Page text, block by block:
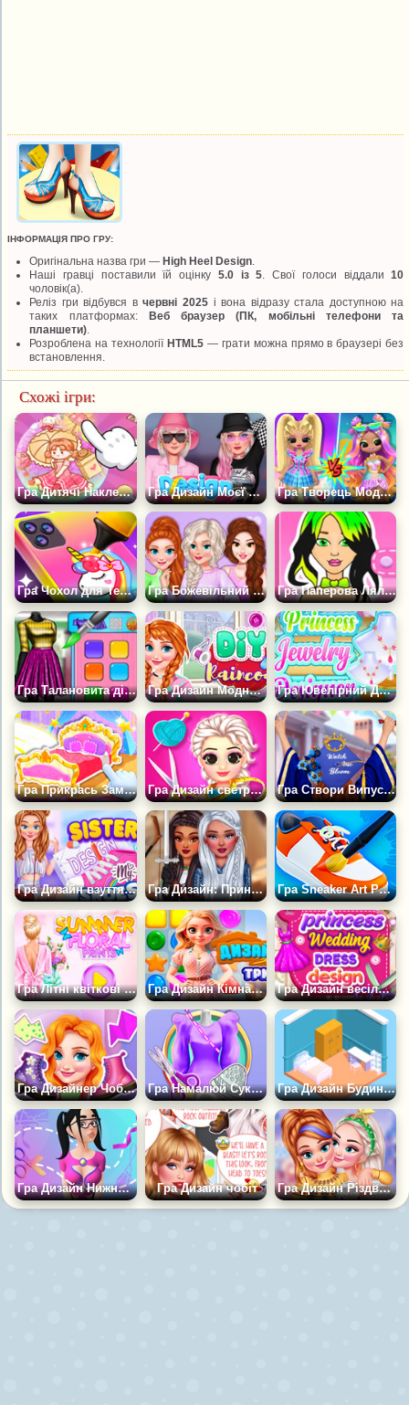
ІНФОРМАЦІЯ ПРО ГРУ:
Оригінальна назва гри —High Heel Design
Наші гравці поставили їй оцінку 5.0 із 5 . Свої голоси віддали10
чоловік(а).
Реліз гри відбувся вчервні 2025і вона відразу стала доступною на
таких платформах: Веб браузер (ПК, мобільні телефони та
планшети)
Розроблена на технології HTML5— грати можна прямо в браузері без
встановлення.
Схожі ігри:
Гра Дитячі Наклейки Своїми Руками Гра Дизайн Моєї Капелюха-відра Гра Творець Модних Ляльок
Гра Чохол для Телефону Своїми Руками 5 Гра Божевільний Дизайн Сукні Принцеси Гра Паперова Лялька Своїми Руками
Гра Талановита дівчина: Художній Клас Гра Дизайн Модного Дощовика Гра Ювелірний Дизайнер
Гра Прикрась Замок Моєї Мрії Гра Дизайн светра на осінь Гра Створи Випускний Капелюшок Своєї Мрії
Гра Дизайн взуття від сестер Гра Дизайн: Принцеси Воїни Гра Sneaker Art Розмальовки
Гра Літні квіткові візерунки Гра Дизайн Кімнати: Три в Ряд Гра Дизайн весільних суконь для принцес
Гра Дизайнер Чобіт Своїми Руками Гра Намалюй Сукню Своєї Мрії Гра Дизайн Будинку: Об'єднай Пару
Гра Дизайн Нижньої Білизни: ГлемЛабс Гра Дизайн чобіт Гра Дизайн Різдвяного светра